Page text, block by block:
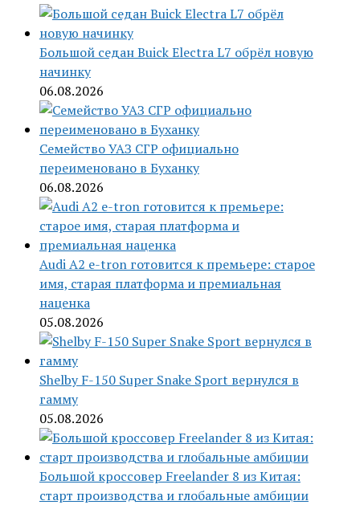
Большой седан Buick Electra L7 обрёл новую
начинку
06.08.2026
Семейство УАЗ СГР официально
переименовано в Буханку
06.08.2026
Audi A2 e-tron готовится к премьере: старое
имя, старая платформа и премиальная
наценка
05.08.2026
Shelby F-150 Super Snake Sport вернулся в
гамму
05.08.2026
Большой кроссовер Freelander 8 из Китая:
старт производства и глобальные амбиции